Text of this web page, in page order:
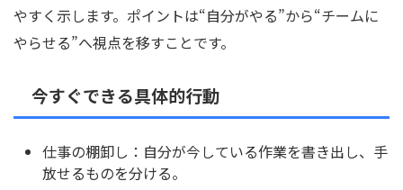
やすく示します。ポイントは“自分がやる”から“チームに
やらせる”へ視点を移すことです。
今すぐできる具体的行動
仕事の棚卸し：自分が今している作業を書き出し、手
放せるものを分ける。